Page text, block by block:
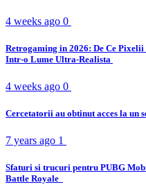
4 weeks ago 0
Retrogaming in 2026: De Ce
Intr-o Lume Ultra-Realista
4 weeks ago 0
Cercetatorii au obtinut acces la un
7 years ago 1
Sfaturi si trucuri pentru PUBG
Battle Royale